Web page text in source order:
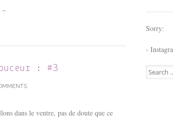
→
: #3
dans le ventre, pas de doute que ce
Sorry:
-
Search